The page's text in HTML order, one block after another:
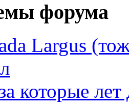
форума
Largus
которые